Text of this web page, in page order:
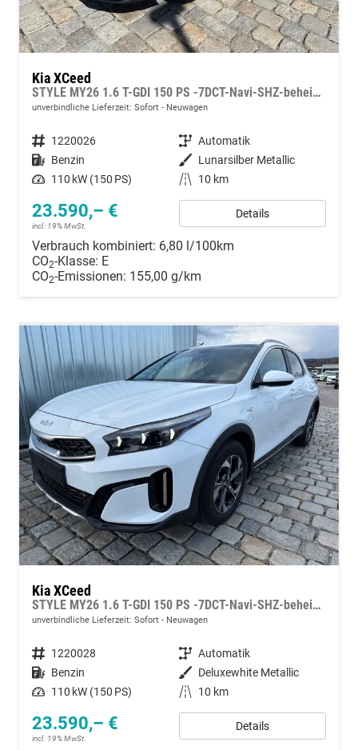
Kia XCeed
STYLE MY26 1.6 T-GDI 150 PS -7DCT-Navi-SHZ-beheizbares Lenkrad-Klimaautomatik 2Zonen-LED-Kamera-PDC-16"Alu-Sofort
unverbindliche Lieferzeit: Sofort Neuwagen
Fahrzeugnummer 1220026 Getriebe Automatik
Kraftstoff Benzin Außenfarbe Lunarsilber Metallic
Leistung 110 kW (150 PS) Kilometerstand 10 km
23.590,– €
incl. 19% MwSt.
Details
Verbrauch kombiniert: 6,80 l/100km
CO2-Klasse: E
CO2-Emissionen: 155,00 g/km
Kia XCeed
STYLE MY26 1.6 T-GDI 150 PS -7DCT-Navi-SHZ-beheizbares Lenkrad-Klimaautomatik 2Zonen-LED-Kamera-PDC-16"Alu-Sofort
unverbindliche Lieferzeit: Sofort Neuwagen
Fahrzeugnummer 1220028 Getriebe Automatik
Kraftstoff Benzin Außenfarbe Deluxewhite Metallic
Leistung 110 kW (150 PS) Kilometerstand 10 km
23.590,– €
incl. 19% MwSt.
Details